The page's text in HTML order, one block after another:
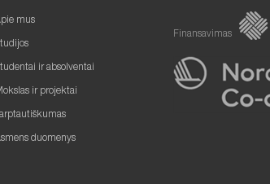
mus
ir absolventai
ir projektai
duomenys
Finansavimas